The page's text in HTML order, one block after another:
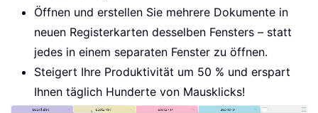
Öffnen und erstellen Sie mehrere Dokumente in
neuen Registerkarten desselben Fensters – statt
jedes in einem separaten Fenster zu öffnen.
Steigert Ihre Produktivität um 50 % und erspart
Ihnen täglich Hunderte von Mausklicks!